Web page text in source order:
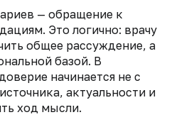
— обращение к
Это логично: врачу
общее рассуждение, а
базой. В
начинается не с
актуальности и
ход мысли.